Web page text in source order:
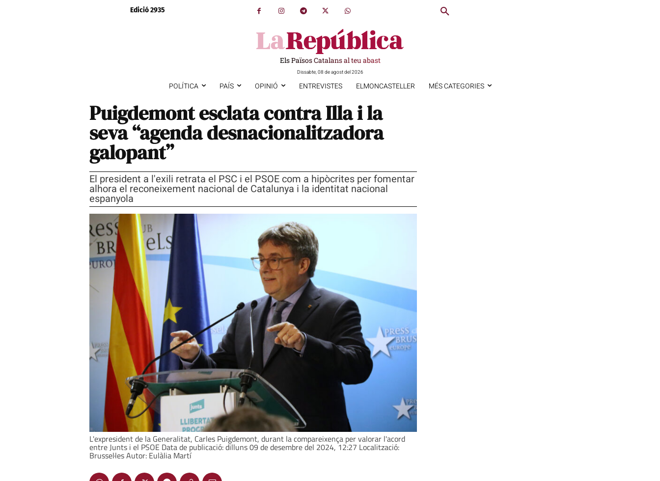
Edició 2935
Els Països Catalans al teu abast
Dissabte, 08 de agost del 2026
POLÍTICA PAÍS OPINIÓ ENTREVISTES ELMONCASTELLER MÉS CATEGORIES
Puigdemont esclata contra Illa i la
seva “agenda desnacionalitzadora
galopant”
El president a l'exili retrata el PSC i el PSOE com a hipòcrites per fomentar
alhora el reconeixement nacional de Catalunya i la identitat nacional
espanyola
L'expresident de la Generalitat, Carles Puigdemont, durant la compareixença per valorar l'acord
entre Junts i el PSOE Data de publicació: dilluns 09 de desembre del 2024, 12:27 Localització:
Brussel·les Autor: Eulàlia Martí